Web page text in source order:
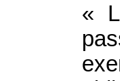
«